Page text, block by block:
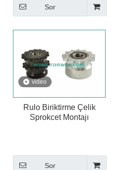
Sor
video
Rulo Biriktirme Çelik
Sprokcet Montajı
Sor